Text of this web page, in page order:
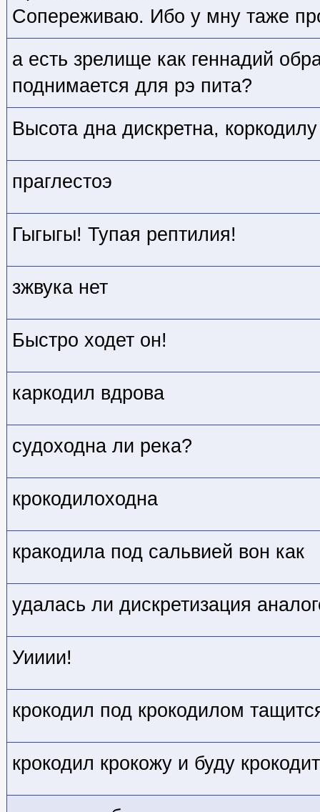
Сопереживаю. Ибо у мну таже
а есть зрелище как геннадий
поднимается для рэ пита?
Высота дна дискретна,
праглестоэ
Гыгыгы! Тупая рептилия!
зжвука нет
Быстро ходет он!
каркодил вдрова
судоходна ли река?
крокодилоходна
кракодила под сальвией вон как
удалась ли дискретизация
Уииии!
крокодил под крокодилом
крокодил крокожу и буду